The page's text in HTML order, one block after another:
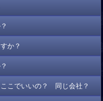
に設定してください。
弊社で厳重に管理を行い、
第三者に提供する事はござ
策も万全にしております。
ます。
か？
い師のみ知りえる情報です
いません。
やお手紙等のプレゼントは
こでいいの？ 同じ会社？